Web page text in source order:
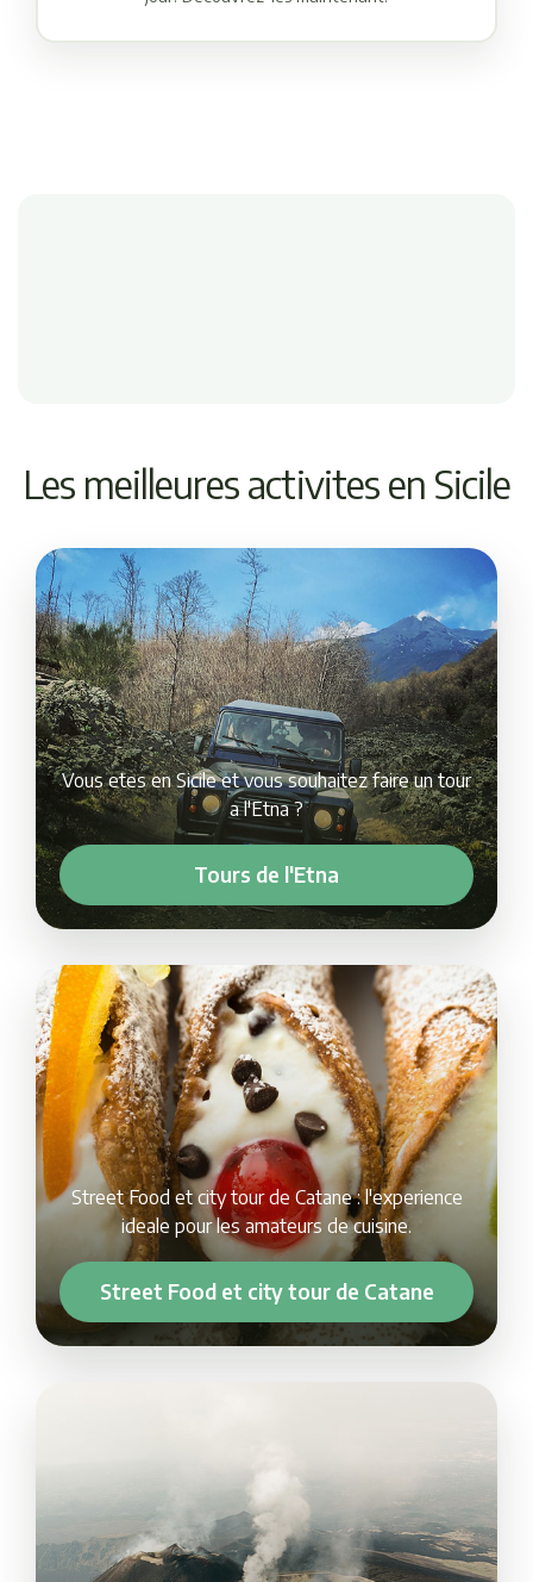
Les meilleures activites en Sicile
Vous etes en Sicile et vous souhaitez faire un tour
a l'Etna ?
Tours de l'Etna
Street Food et city tour de Catane : l'experience
ideale pour les amateurs de cuisine.
Street Food et city tour de Catane